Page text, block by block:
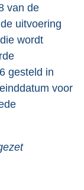
van de
uitvoering
wordt
gesteld in
voor